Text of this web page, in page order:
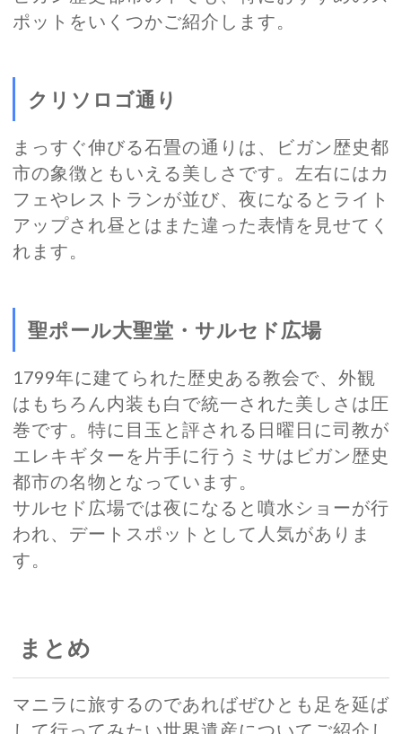
ポットをいくつかご紹介します。
クリソロゴ通り
まっすぐ伸びる石畳の通りは、ビガン歴史都
市の象徴ともいえる美しさです。左右にはカ
フェやレストランが並び、夜になるとライト
アップされ昼とはまた違った表情を見せてく
れます。
聖ポール大聖堂・サルセド広場
1799年に建てられた歴史ある教会で、外観
はもちろん内装も白で統一された美しさは圧
巻です。特に目玉と評される日曜日に司教が
エレキギターを片手に行うミサはビガン歴史
都市の名物となっています。
サルセド広場では夜になると噴水ショーが行
われ、デートスポットとして人気がありま
す。
まとめ
マニラに旅するのであればぜひとも足を延ば
して行ってみたい世界遺産についてご紹介し